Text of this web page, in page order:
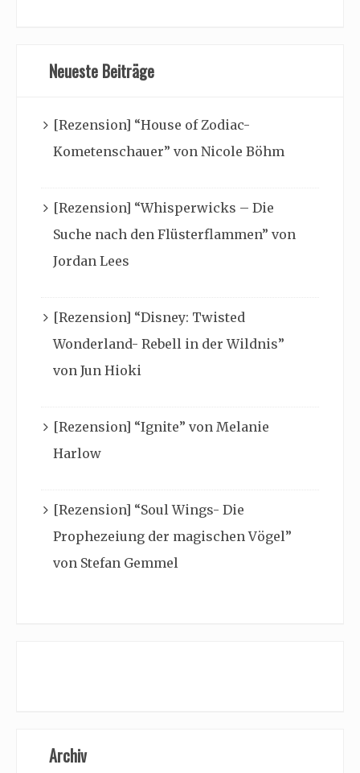
Neueste Beiträge
[Rezension] “House of Zodiac-
Kometenschauer” von Nicole Böhm
[Rezension] “Whisperwicks – Die
Suche nach den Flüsterflammen” von
Jordan Lees
[Rezension] “Disney: Twisted
Wonderland- Rebell in der Wildnis”
von Jun Hioki
[Rezension] “Ignite” von Melanie
Harlow
[Rezension] “Soul Wings- Die
Prophezeiung der magischen Vögel”
von Stefan Gemmel
Archiv